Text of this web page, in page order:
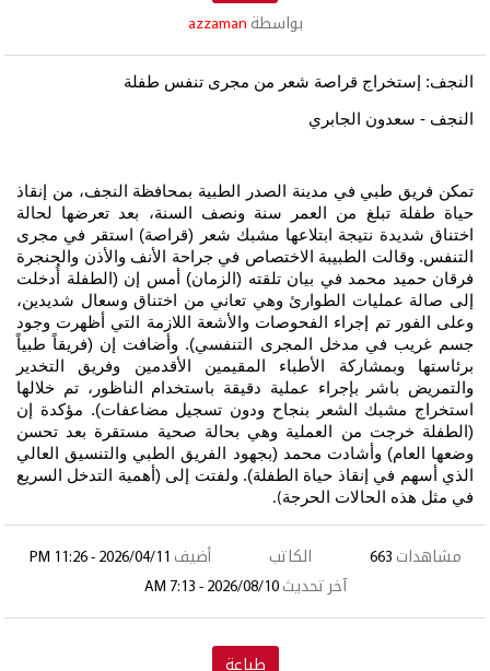
بواسطة azzaman
النجف: إستخراج قراصة شعر من مجرى تنفس طفلة
النجف - سعدون الجابري
تمكن فريق طبي في مدينة الصدر الطبية بمحافظة النجف، من إنقاذ
حياة طفلة تبلغ من العمر سنة ونصف السنة، بعد تعرضها لحالة
اختناق شديدة نتيجة ابتلاعها مشبك شعر (قراصة) استقر في مجرى
التنفس. وقالت الطبيبة الاختصاص في جراحة الأنف والأذن والحنجرة
فرقان حميد محمد في بيان تلقته (الزمان) أمس إن (الطفلة أُدخلت
إلى صالة عمليات الطوارئ وهي تعاني من اختناق وسعال شديدين،
وعلى الفور تم إجراء الفحوصات والأشعة اللازمة التي أظهرت وجود
جسم غريب في مدخل المجرى التنفسي). وأضافت إن (فريقاً طبياً
برئاستها وبمشاركة الأطباء المقيمين الأقدمين وفريق التخدير
والتمريض باشر بإجراء عملية دقيقة باستخدام الناظور، تم خلالها
استخراج مشبك الشعر بنجاح ودون تسجيل مضاعفات). مؤكدة إن
(الطفلة خرجت من العملية وهي بحالة صحية مستقرة بعد تحسن
وضعها العام) وأشادت محمد (بجهود الفريق الطبي والتنسيق العالي
الذي أسهم في إنقاذ حياة الطفلة). ولفتت إلى (أهمية التدخل السريع
في مثل هذه الحالات الحرجة).
مشاهدات 663 الكاتب أضيف 2026/04/11 - 11:26 PM
آخر تحديث 2026/08/10 - 7:13 AM
طباعة